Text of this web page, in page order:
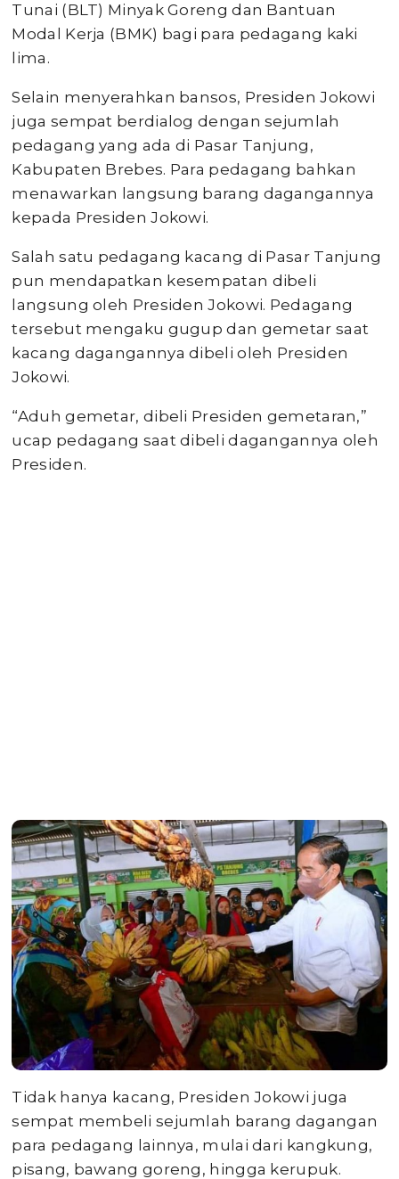
Tunai (BLT) Minyak Goreng dan Bantuan
Modal Kerja (BMK) bagi para pedagang kaki
lima.
Selain menyerahkan bansos, Presiden Jokowi
juga sempat berdialog dengan sejumlah
pedagang yang ada di Pasar Tanjung,
Kabupaten Brebes. Para pedagang bahkan
menawarkan langsung barang dagangannya
kepada Presiden Jokowi.
Salah satu pedagang kacang di Pasar Tanjung
pun mendapatkan kesempatan dibeli
langsung oleh Presiden Jokowi. Pedagang
tersebut mengaku gugup dan gemetar saat
kacang dagangannya dibeli oleh Presiden
Jokowi.
“Aduh gemetar, dibeli Presiden gemetaran,”
ucap pedagang saat dibeli dagangannya oleh
Presiden.
Tidak hanya kacang, Presiden Jokowi juga
sempat membeli sejumlah barang dagangan
para pedagang lainnya, mulai dari kangkung,
pisang, bawang goreng, hingga kerupuk.